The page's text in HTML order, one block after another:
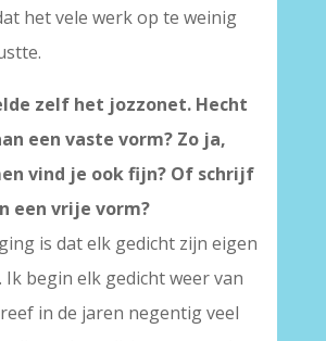
het vele werk op te weinig
zelf het jozzonet. Hecht
een vaste vorm? Zo ja,
vind je ook fijn? Of schrijf
een vrije vorm?
is dat elk gedicht zijn eigen
begin elk gedicht weer van
in de jaren negentig veel